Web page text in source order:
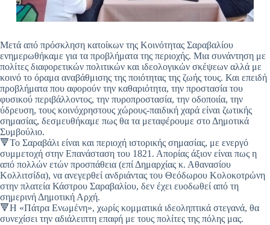
Μετά από πρόσκληση κατοίκων της Κοινότητας Σαραβαλίου
ενημερωθήκαμε για τα προβλήματα της περιοχής. Μια συνάντηση με
πολίτες διαφορετικών πολιτικών και ιδεολογικών σκέψεων αλλά με
κοινό το όραμα αναβάθμισης της ποιότητας της ζωής τους. Και επειδή
προβλήματα που αφορούν την καθαριότητα, την προστασία του
φυσικού περιβάλλοντος, την πυροπροστασία, την οδοποιία, την
ύδρευση, τους κοινόχρηστους χώρους-παιδική χαρά είναι ζωτικής
σημασίας, δεσμευθήκαμε πως θα τα μεταφέρουμε στο Δημοτικά
Συμβούλιο.
🔻Το Σαραβάλι είναι και περιοχή ιστορικής σημασίας, με ενεργό
συμμετοχή στην Επανάσταση του 1821. Απορίας άξιον είναι πως η
από πολλών ετών προσπάθεια (επί Δημαρχίας κ. Αθανασίου
Κολλιτσίδα), να ανεγερθεί ανδριάντας του Θεόδωρου Κολοκοτρώνη
στην πλατεία Κάστρου Σαραβαλίου, δεν έχει ευοδωθεί από τη
σημερινή Δημοτική Αρχή.
🔻Η «Πάτρα Ενωμένη», χωρίς κομματικά ιδεοληπτικά στεγανά, θα
συνεχίσει την αδιάλειπτη επαφή με τους πολίτες της πόλης μας.